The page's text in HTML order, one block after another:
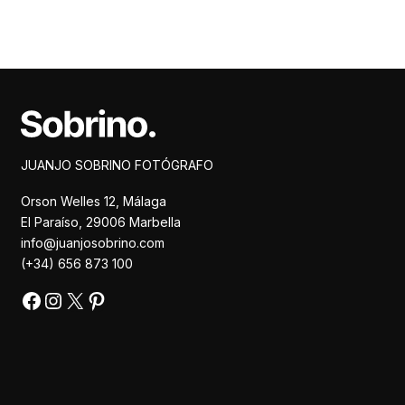
JUANJO SOBRINO FOTÓGRAFO
Orson Welles 12, Málaga
El Paraíso, 29006 Marbella
info@juanjosobrino.com
(+34) 656 873 100
Facebook
Instagram
X Pinterest